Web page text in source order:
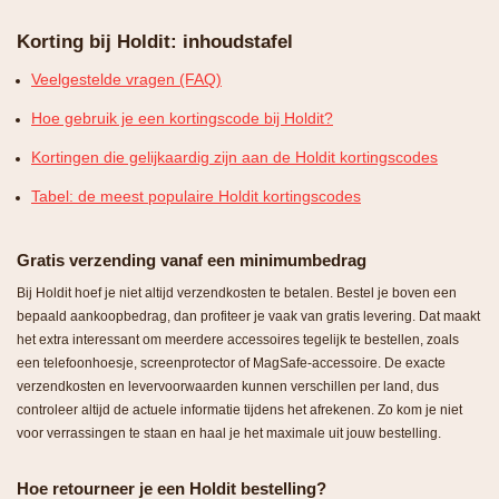
Korting bij Holdit: inhoudstafel
Veelgestelde vragen (FAQ)
Hoe gebruik je een kortingscode bij Holdit?
Kortingen die gelijkaardig zijn aan de Holdit kortingscodes
Tabel: de meest populaire Holdit kortingscodes
Gratis verzending vanaf een minimumbedrag
Bij Holdit hoef je niet altijd verzendkosten te betalen. Bestel je boven een
bepaald aankoopbedrag, dan profiteer je vaak van gratis levering. Dat maakt
het extra interessant om meerdere accessoires tegelijk te bestellen, zoals
een telefoonhoesje, screenprotector of MagSafe-accessoire. De exacte
verzendkosten en levervoorwaarden kunnen verschillen per land, dus
controleer altijd de actuele informatie tijdens het afrekenen. Zo kom je niet
voor verrassingen te staan en haal je het maximale uit jouw bestelling.
Hoe retourneer je een Holdit bestelling?